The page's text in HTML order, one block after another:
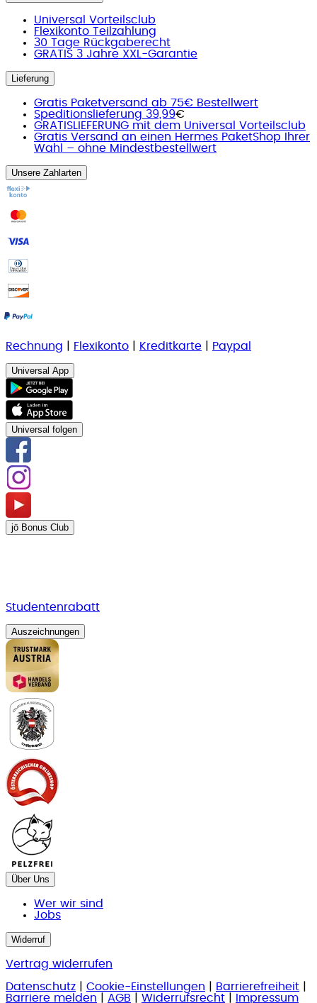
Universal Vorteilsclub
Flexikonto Teilzahlung
30 Tage Rückgaberecht
GRATIS 3 Jahre XXL-Garantie
Lieferung
Gratis Paketversand ab 75€ Bestellwert
Speditionslieferung 39,99€
GRATISLIEFERUNG mit dem Universal Vorteilsclub
Gratis Versand an einen Hermes PaketShop Ihrer
Wahl – ohne Mindestbestellwert
Unsere Zahlarten
Rechnung Flexikonto Kreditkarte Paypal
Universal App
Universal folgen
jö Bonus Club
Studentenrabatt
Auszeichnungen
Über Uns
Wer wir sind
Jobs
Widerruf
Vertrag widerrufen
Datenschutz
Cookie-Einstellungen Barrierefreiheit
Barriere melden
AGB Widerrufsrecht Impressum